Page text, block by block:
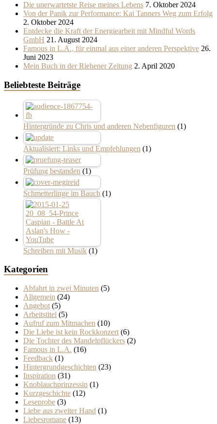
Die unerwartetste Reise meines Lebens 7. Oktober 2024
Von der Panik zur Performance: Kai Tanners Weg zum Erfolg
2. Oktober 2024
Entdecke die Kraft der Energiearbeit mit Mindful Words
GmbH 21. August 2024
Famous in L.A., für einmal aus einer anderen Perspektive 26.
Juni 2023
Mein Buch in der Riehener Zeitung 2. April 2020
Beliebteste Beiträge
Hintergründe zu Chris und anderen Nebenfiguren (1)
Aktualisiert: Links und Empfehlungen (1)
Prüfung bestanden (1)
Schmetterlinge im Bauch (1)
Schreiben mit Musik (1)
Kategorien
Abfahrt in zwei Minuten (5)
Allgemein (24)
Angebot (5)
Arbeitstitel (5)
Aufruf zum Mitmachen (10)
Die Liebe ist kein Rockkonzert (6)
Die Tochter des Mandelpflückers (2)
Famous in L.A. (16)
Feedback (1)
Hintergrundgeschichten (23)
Inspiration (31)
Knoblauchprinzessin (1)
Kurzgeschichte (12)
Leseprobe (3)
Liebe aus zweiter Hand (1)
Liebesromane (13)